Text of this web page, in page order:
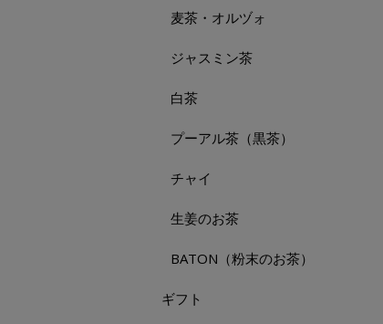
麦茶・オルヅォ
ジャスミン茶
白茶
プーアル茶（黒茶）
チャイ
生姜のお茶
BATON（粉末のお茶）
ギフト